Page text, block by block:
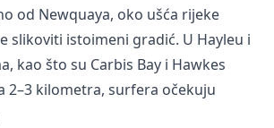
od Newquaya, oko ušća rijeke
slikoviti istoimeni gradić. U Hayleu i
kao što su Carbis Bay i Hawkes
2–3 kilometra, surfera očekuju